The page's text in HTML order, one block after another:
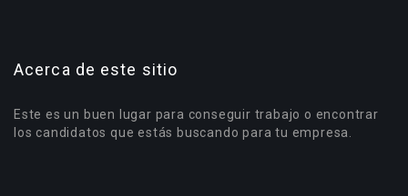
Acerca de este sitio
Este es un buen lugar para conseguir trabajo o encontrar
los candidatos que estás buscando para tu empresa.